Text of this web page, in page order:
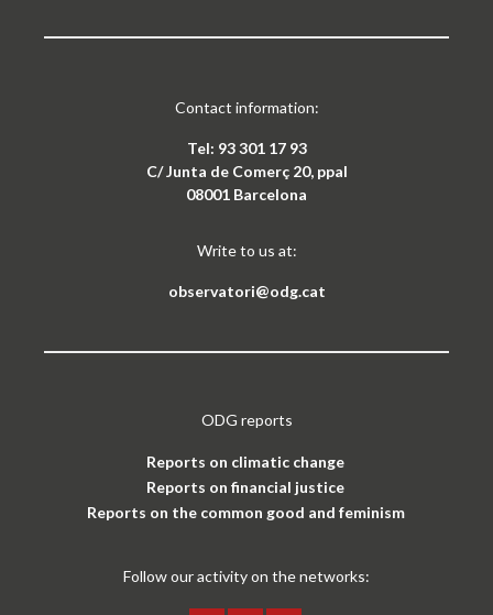
Contact information:
Tel: 93 301 17 93
C/ Junta de Comerç 20, ppal
08001 Barcelona
Write to us at:
observatori@odg.cat
ODG reports
Reports on climatic change
Reports on financial justice
Reports on the common good and feminism
Follow our activity on the networks: